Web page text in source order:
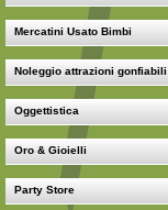
Mercatini Usato Bimbi
Noleggio attrazioni gonfiabili
Oggettistica
Oro & Gioielli
Party Store